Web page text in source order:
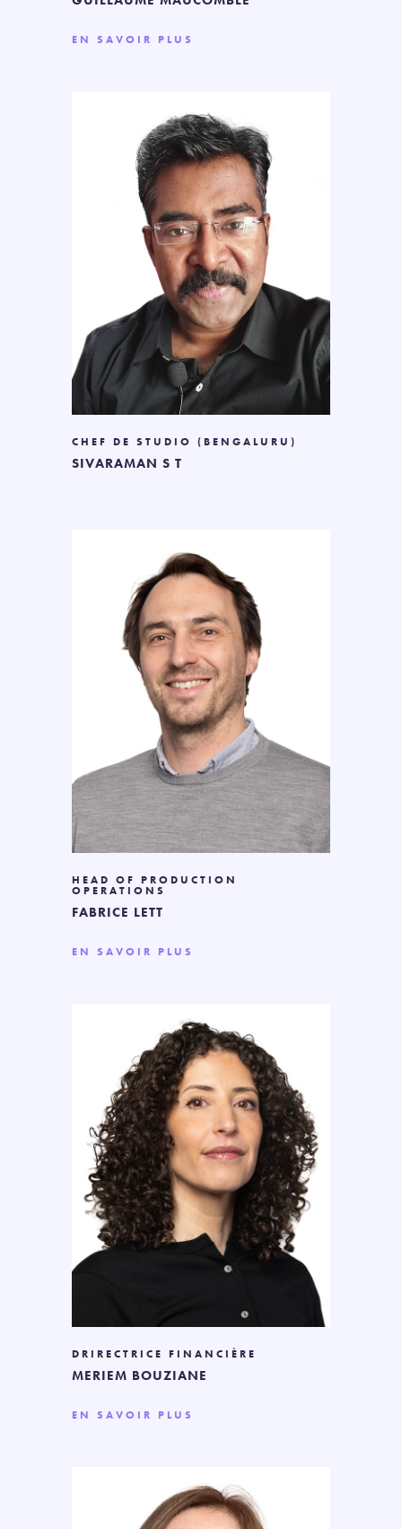
EN SAVOIR PLUS
CHEF DE STUDIO (BENGALURU)
SIVARAMAN S T
HEAD OF PRODUCTION
OPERATIONS
FABRICE LETT
EN SAVOIR PLUS
DRIRECTRICE FINANCIÈRE
MERIEM BOUZIANE
EN SAVOIR PLUS